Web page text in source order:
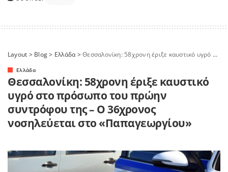
Layout > Blog> Ελλάδα>Θεσσαλονίκη: 58χρονη έριξε καυστικό υγρό στο πρόσωπο του πρώην συντρόφου της – Ο 36χρονος νοσηλεύεται στο «Παπαγεωργίου»
Ελλάδα
Θεσσαλονίκη: 58χρονη έριξε καυστικό
υγρό στο πρόσωπο του πρώην
συντρόφου της – Ο 36χρονος
νοσηλεύεται στο «Παπαγεωργίου»